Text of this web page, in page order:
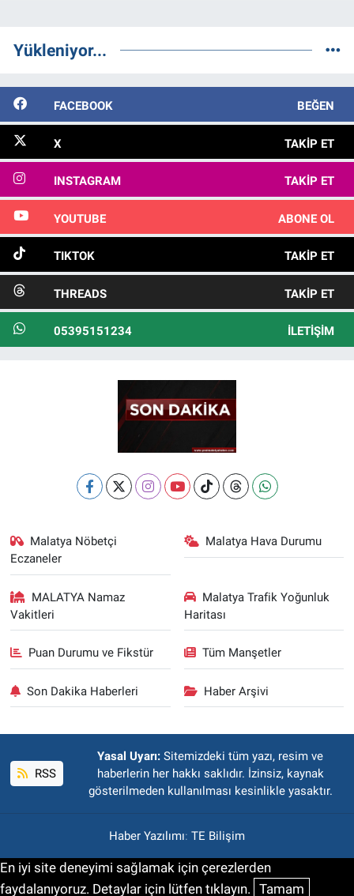
Yükleniyor...
FACEBOOK BEĞEN
X TAKIP ET
INSTAGRAM TAKIP ET
YOUTUBE ABONE OL
TIKTOK TAKIP ET
THREADS TAKIP ET
05395151234 İLETIŞIM
Malatya Nöbetçi
Eczaneler
Malatya Hava Durumu
MALATYA Namaz
Vakitleri
Malatya Trafik Yoğunluk
Haritası
Puan Durumu ve Fikstür Tüm Manşetler
Son Dakika Haberleri Haber Arşivi
RSS
Yasal Uyarı: Sitemizdeki tüm yazı, resim ve
haberlerin her hakkı saklıdır. İzinsiz, kaynak
gösterilmeden kullanılması kesinlikle yasaktır.
Haber Yazılımı: TE Bilişim
En iyi site deneyimi sağlamak için çerezlerden
faydalanıyoruz. Detaylar için lütfen tıklayın. Tamam